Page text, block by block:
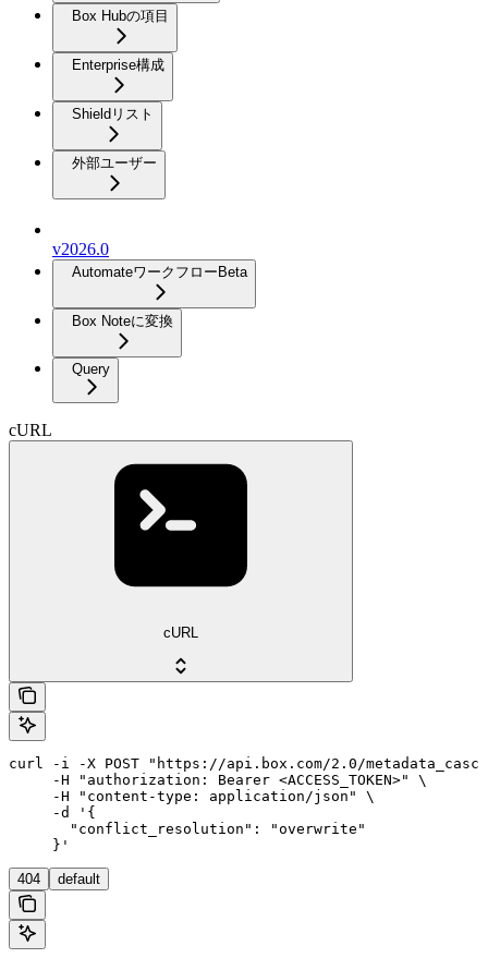
Box Hubの項目
Enterprise構成
Shieldリスト
外部ユーザー
v2026.0
Automateワークフロー Beta
Box Noteに変換
Query
cURL
cURL
curl -i -X POST "https://api.box.com/2.0/
     -H "authorization: Bearer <ACCESS_TOKEN>" \
     -H "content-type: application/json" \
     -d '{
       "conflict_resolution": "overwrite"
     }'
404 default